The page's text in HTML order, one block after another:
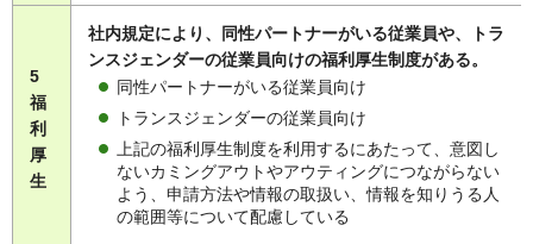
5
福
利
厚
生
社内規定により、同性パートナーがいる従業員や、トラ
ンスジェンダーの従業員向けの福利厚生制度がある。
同性パートナーがいる従業員向け
トランスジェンダーの従業員向け
上記の福利厚生制度を利用するにあたって、意図し
ないカミングアウトやアウティングにつながらない
よう、申請方法や情報の取扱い、情報を知りうる人
の範囲等について配慮している